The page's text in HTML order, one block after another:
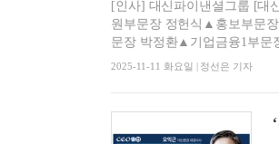
[인사] 대신파이낸셜그룹 [대
원부문장 정헌식▲홍보부문
문장 박정환▲기업금융1부문
2025-11-11 화요일 | 정선은 기자